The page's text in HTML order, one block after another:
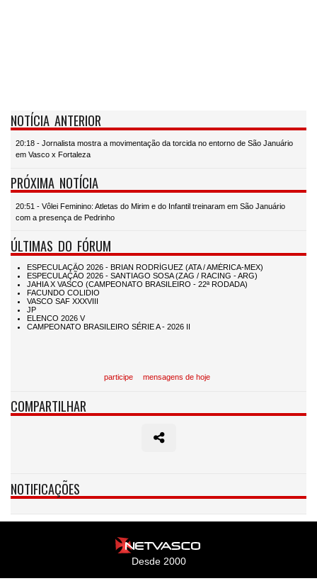
NOTÍCIA ANTERIOR
20:18 - Jornalista mostra a movimentação da torcida no entorno de São Januário
em Vasco x Fortaleza
PRÓXIMA NOTÍCIA
20:51 - Vôlei Feminino: Atletas do Mirim e do Infantil treinaram em São Januário
com a presença de Pedrinho
ÚLTIMAS DO FÓRUM
participe mensagens de hoje
COMPARTILHAR
NOTIFICAÇÕES
Desde 2000